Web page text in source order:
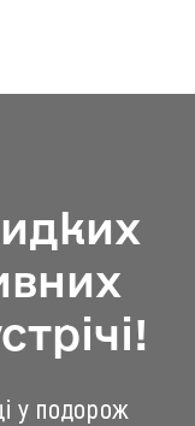
у подорож